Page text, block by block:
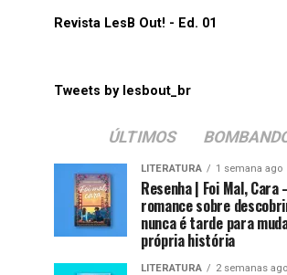
Revista LesB Out! - Ed. 01
Tweets by lesbout_br
ÚLTIMOS
LITERATURA 1 semana ago
Resenha | Foi Mal, Cara
romance sobre
nunca é tarde para
própria história
LITERATURA 2 semanas ago